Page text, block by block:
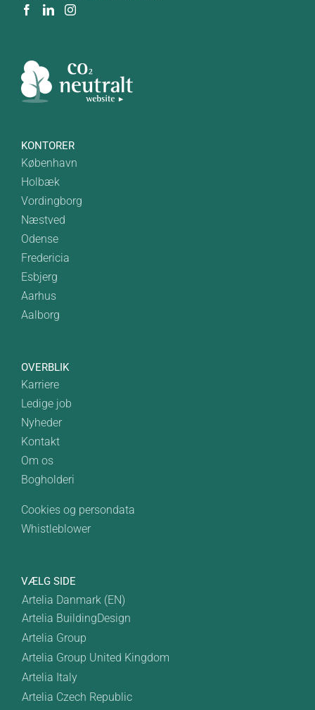
KONTORER
København
Holbæk
Vordingborg
Næstved
Odense
Fredericia
Esbjerg
Aarhus
Aalborg
OVERBLIK
Karriere
Ledige job
Nyheder
Kontakt
Om os
Bogholderi
Cookies og persondata
Whistleblower
VÆLG SIDE
Artelia Danmark (EN)
Artelia BuildingDesign
Artelia Group
Artelia Group United Kingdom
Artelia Italy
Artelia Czech Republic